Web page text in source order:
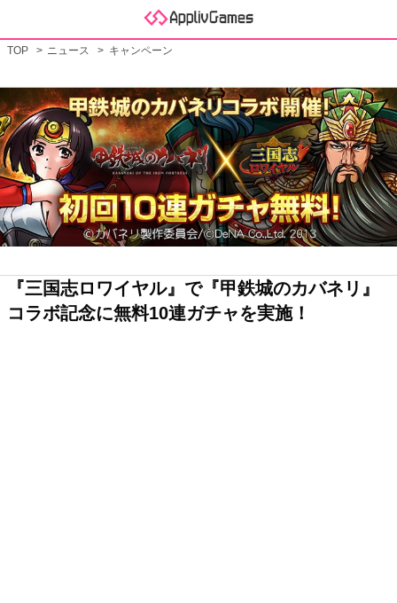
TOP ニュース キャンペーン
『三国志ロワイヤル』で『甲鉄城のカバネリ』
コラボ記念に無料10連ガチャを実施！